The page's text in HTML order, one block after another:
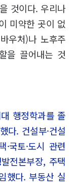
것이다. 우리나
미약한 곳이 없
우처)나 노후주
을 끌어내는 것
행정학과를 졸
다. 건설부·건설
·국토·도시 관련
전본부장, 주택
했다. 부동산 실